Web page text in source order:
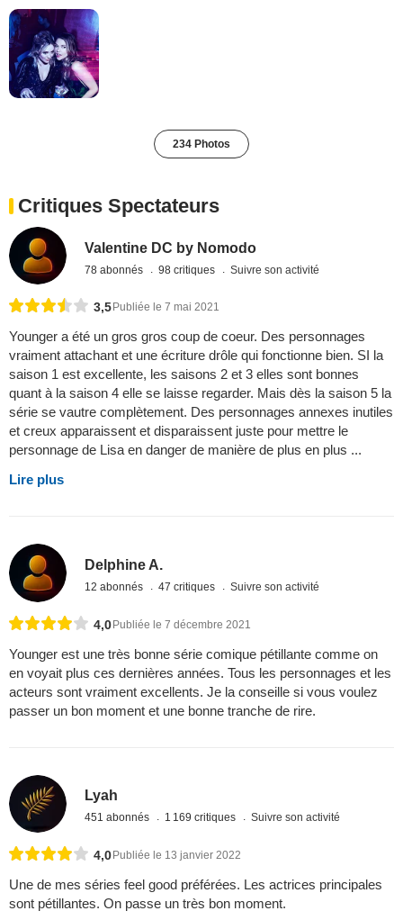
234 Photos
Critiques Spectateurs
Valentine DC by Nomodo
78 abonnés 98 critiques Suivre son activité
3,5 Publiée le 7 mai 2021
Younger a été un gros gros coup de coeur. Des personnages
vraiment attachant et une écriture drôle qui fonctionne bien. SI la
saison 1 est excellente, les saisons 2 et 3 elles sont bonnes
quant à la saison 4 elle se laisse regarder. Mais dès la saison 5 la
série se vautre complètement. Des personnages annexes inutiles
et creux apparaissent et disparaissent juste pour mettre le
personnage de Lisa en danger de manière de plus en plus ...
Lire plus
Delphine A.
12 abonnés 47 critiques Suivre son activité
4,0Publiée le 7 décembre 2021
Younger est une très bonne série comique pétillante comme on
en voyait plus ces dernières années. Tous les personnages et les
acteurs sont vraiment excellents. Je la conseille si vous voulez
passer un bon moment et une bonne tranche de rire.
Lyah
451 abonnés 1 169 critiques Suivre son activité
4,0Publiée le 13 janvier 2022
Une de mes séries feel good préférées. Les actrices principales
sont pétillantes. On passe un très bon moment.